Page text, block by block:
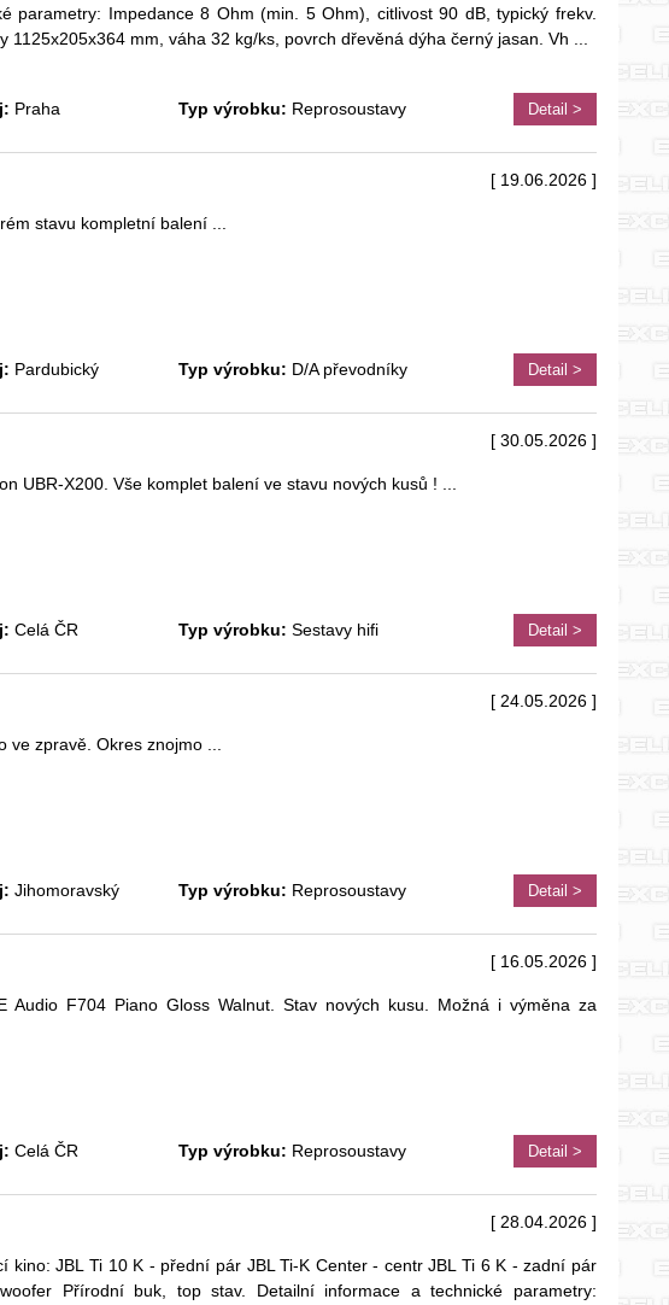
parametry: Impedance 8 Ohm (min. 5 Ohm), citlivost 90 dB, typický frekv.
1125x205x364 mm, váha 32 kg/ks, povrch dřevěná dýha černý jasan. Vh ...
Praha Typ výrobku: Reprosoustavy Detail >
[ 19.06.2026 ]
stavu kompletní balení ...
Pardubický Typ výrobku: D/A převodníky Detail >
[ 30.05.2026 ]
UBR-X200. Vše komplet balení ve stavu nových kusů ! ...
Celá ČR Typ výrobku: Sestavy hifi Detail >
[ 24.05.2026 ]
ve zpravě. Okres znojmo ...
Jihomoravský Typ výrobku: Reprosoustavy Detail >
[ 16.05.2026 ]
Audio F704 Piano Gloss Walnut. Stav nových kusu. Možná i výměna za
Celá ČR Typ výrobku: Reprosoustavy Detail >
[ 28.04.2026 ]
kino: JBL Ti 10 K - přední pár JBL Ti-K Center - centr JBL Ti 6 K - zadní pár
Přírodní buk, top stav. Detailní informace a technické parametry: